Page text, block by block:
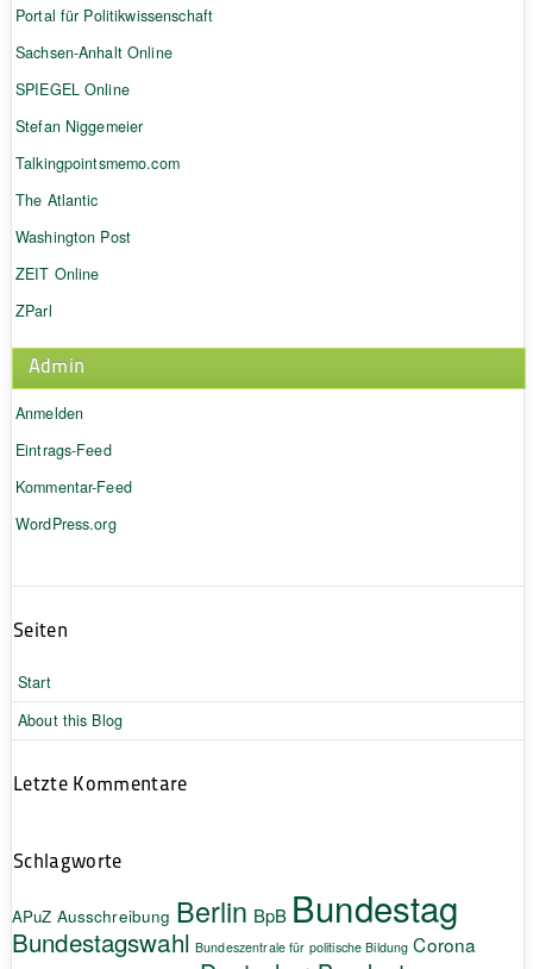
Portal für Politikwissenschaft
Sachsen-Anhalt Online
SPIEGEL Online
Stefan Niggemeier
Talkingpointsmemo.com
The Atlantic
Washington Post
ZEIT Online
ZParl
Admin
Anmelden
Eintrags-Feed
Kommentar-Feed
WordPress.org
Seiten
Start
About this Blog
Letzte Kommentare
Schlagworte
APuZ Ausschreibung Berlin BpB Bundestag
Bundestagswahl Bundeszentrale für politische Bildung Corona